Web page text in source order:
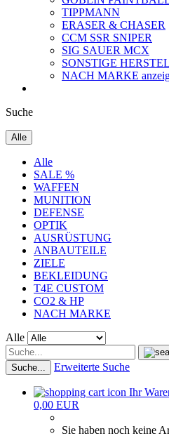
TIPPMANN
ERASER & CHASER
CCM SSR SNIPER
SIG SAUER MCX
SONSTIGE
NACH MARKE
Suche
Alle
Alle
SALE %
WAFFEN
MUNITION
DEFENSE
OPTIK
AUSRÜSTUNG
ANBAUTEILE
ZIELE
BEKLEIDUNG
T4E CUSTOM
CO2 & HP
NACH MARKE
Alle
Suche... Erweiterte Suche
Ihr
0,00 EUR
Sie haben noch keine